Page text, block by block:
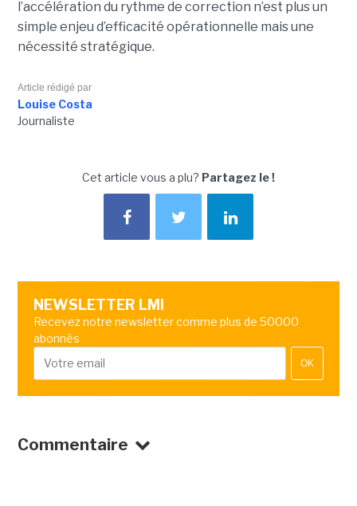
l’accélération du rythme de correction n’est plus un
simple enjeu d’efficacité opérationnelle mais une
nécessité stratégique.
Article rédigé par
Louise Costa
Journaliste
Cet article vous a plu? Partagez le !
NEWSLETTER LMI
Recevez notre newsletter comme plus de 50000
abonnés
OK
Commentaire